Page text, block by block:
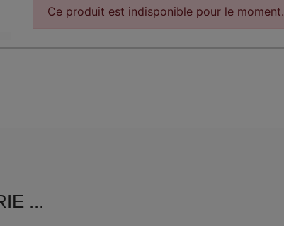
Ce produit est indisponible pour le moment.
...